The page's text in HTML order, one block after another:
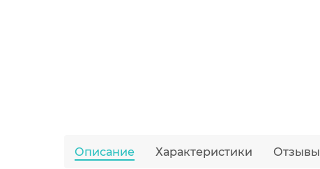
Описание Характеристики Отзывы